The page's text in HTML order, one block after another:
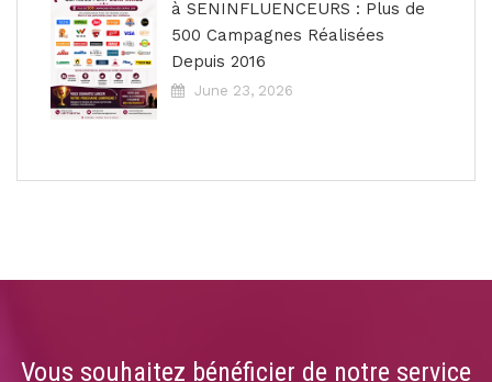
à SENINFLUENCEURS : Plus de
500 Campagnes Réalisées
Depuis 2016
June 23, 2026
Vous souhaitez bénéficier de notre service